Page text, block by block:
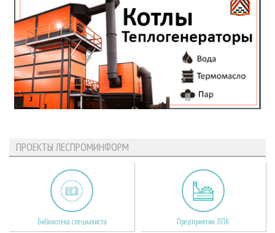
ПРОЕКТЫ ЛЕСПРОМИНФОРМ
Библиотека специалиста Предприятия ЛПК